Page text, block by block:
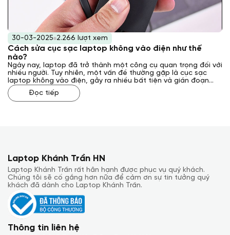
30-03-2025 2.266 lượt xem
Cách sửa cục sạc laptop không vào điện như thế
nào?
Ngày nay, laptop đã trở thành một công cụ quan trọng đối với
nhiều người. Tuy nhiên, một vấn đề thường gặp là cục sạc
laptop không vào điện, gây ra nhiều bất tiện và gián đoạn
công việc. Vậy, cách sửa cục sạc laptop không vào điện như
thế nào? Laptop Khánh Trần sẽ giải đáp cho bạn qua bài viết
sau đây.
Đọc tiếp
Laptop Khánh Trần HN
Laptop Khánh Trần rất hân hạnh được phục vụ quý khách.
Chúng tôi sẽ cố gắng hơn nữa để cảm ơn sự tin tưởng quý
khách đã dành cho Laptop Khánh Trần.
Thông tin liên hệ